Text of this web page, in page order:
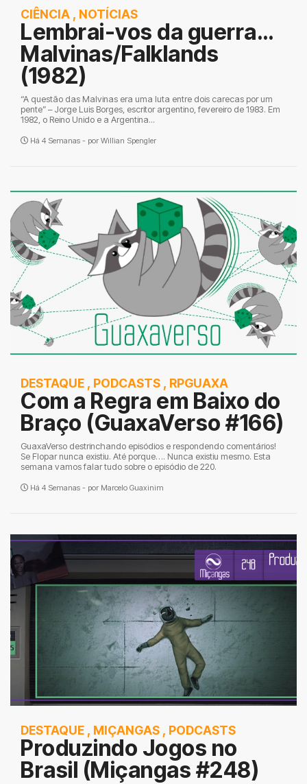
CIÊNCIA , NOTÍCIAS
Lembrai-vos da guerra…
Malvinas/Falklands
(1982)
“A questão das Malvinas era uma luta entre dois carecas por um
pente” – Jorge Luis Borges, escritor argentino, fevereiro de 1983. Em
1982, o Reino Unido e a Argentina...
Há 4 Semanas - por Willian Spengler
DESTAQUE , PODCASTS , RPGUAXA
Com a Regra em Baixo do
Braço (GuaxaVerso #166)
GuaxaVerso destrinchando episódios e respondendo comentários!
Se Flopar nunca existiu. Até porque…. Nunca existiu mesmo. Esta
semana vamos falar tudo sobre o episódio de 220.
Há 4 Semanas - por Marcelo Guaxinim
DESTAQUE , MIÇANGAS , PODCASTS
Produzindo Jogos no
Brasil (Miçangas #248)